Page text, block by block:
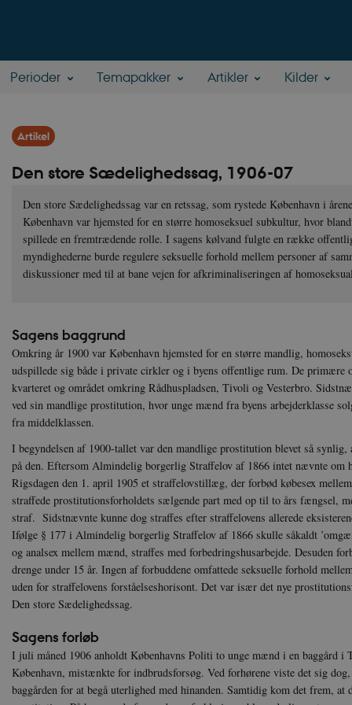
Perioder Temapakker Artikler Kilder
Artikel
Den store Sædelighedssag, 1906-07
Den store Sædelighedssag var en retssag, som rystede København i
København var hjemsted for en større homoseksuel subkultur, hvor
spillede en fremtrædende rolle. I sagens kølvand fulgte en række
myndighederne burde regulere seksuelle forhold mellem personer af
diskussioner med til at bane vejen for afkriminaliseringen af
Sagens baggrund
Omkring år 1900 var København hjemsted for en større mandlig,
udspillede sig både i private cirkler og i byens offentlige rum. De primære
kvarteret og området omkring Rådhuspladsen, Tivoli og Vesterbro.
ved sin mandlige prostitution, hvor unge mænd fra byens arbejderklasse
fra middelklassen.
I begyndelsen af 1900-tallet var den mandlige prostitution blevet så
på den. Eftersom Almindelig borgerlig Straffelov af 1866 intet nævnte om
Rigsdagen den 1. april 1905 et straffelovstillæg, der forbød købesex
straffede prostitutionsforholdets sælgende part med op til to års fængsel,
straf. Sidstnævnte kunne dog straffes efter straffelovens allerede
Ifølge § 177 i Almindelig borgerlig Straffelov af 1866 skulle såkaldt
og analsex mellem mænd, straffes med forbedringshusarbejde. Desuden
drenge under 15 år. Ingen af forbuddene omfattede seksuelle forhold
uden for straffelovens forståelseshorisont. Det var især det nye
Den store Sædelighedssag.
Sagens forløb
I juli måned 1906 anholdt Københavns Politi to unge mænd i en baggård i
København, mistænkte for indbrudsforsøg. Ved forhørene viste det sig
baggården for at begå uterlighed med hinanden. Samtidig kom det frem, at